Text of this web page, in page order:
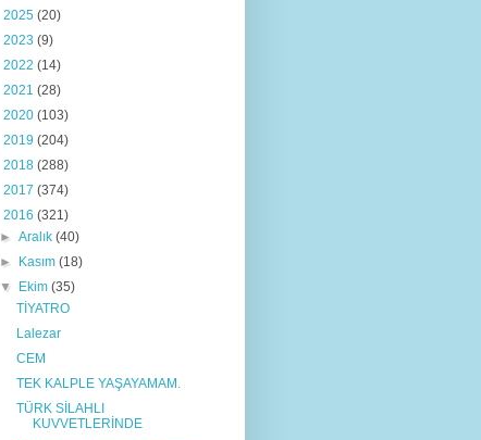
2025 (20)
2023 (9)
2022 (14)
2021 (28)
2020 (103)
2019 (204)
2018 (288)
2017 (374)
2016 (321)
►Aralık(40)
►
Kasım(18)
▼
Ekim(35)
TİYATRO
Lalezar
CEM
TEK KALPLE YAŞAYAMAM.
TÜRK SİLAHLI
KUVVETLERİNDE